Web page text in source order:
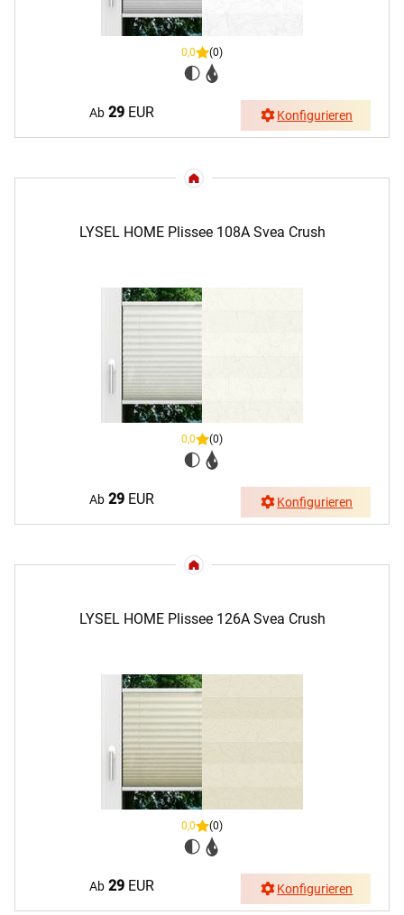
0,0 (0)
Ab 29 EUR Konfigurieren
LYSEL HOME Plissee 108A Svea Crush
0,0 (0)
Ab 29 EUR Konfigurieren
LYSEL HOME Plissee 126A Svea Crush
0,0 (0)
Ab 29 EUR Konfigurieren